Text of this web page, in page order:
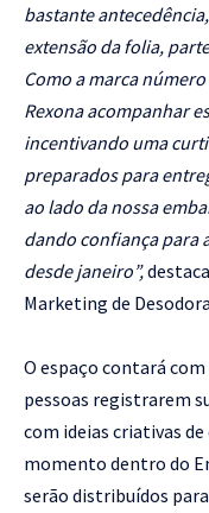
bastante
extensão da folia,
Como a marca
Rexona acompanhar
incentivando uma
preparados para
ao lado da nossa
dando confiança para
desde janeiro”,
Marketing de
O espaço contará
pessoas registrarem
com ideias criativas
momento dentro do
serão distribuídos